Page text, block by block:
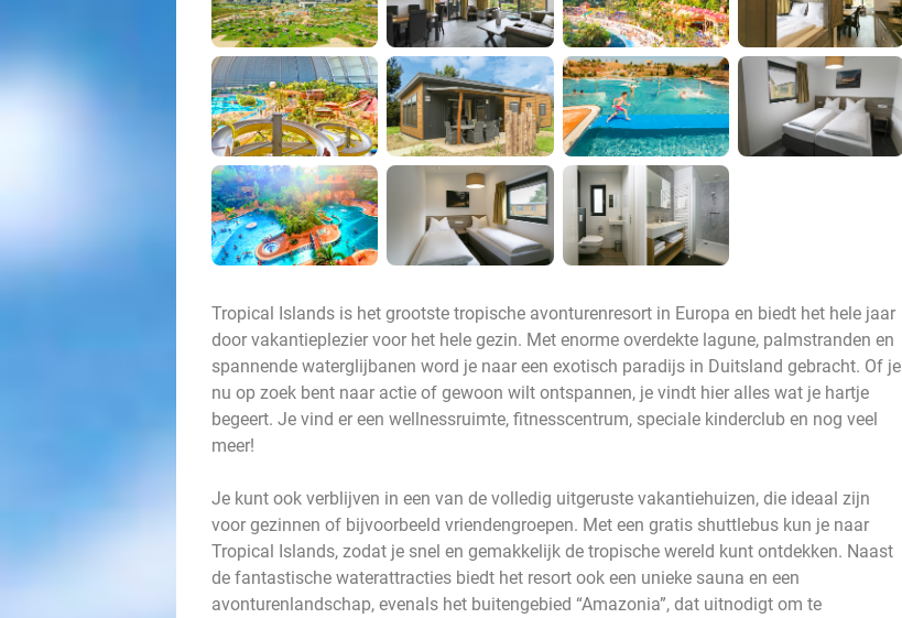
Tropical Islands is het grootste tropische avonturenresort in Europa en biedt het hele jaar
door vakantieplezier voor het hele gezin. Met enorme overdekte lagune, palmstranden en
spannende waterglijbanen word je naar een exotisch paradijs in Duitsland gebracht. Of je
nu op zoek bent naar actie of gewoon wilt ontspannen, je vindt hier alles wat je hartje
begeert. Je vind er een wellnessruimte, fitnesscentrum, speciale kinderclub en nog veel
meer!
Je kunt ook verblijven in een van de volledig uitgeruste vakantiehuizen, die ideaal zijn
voor gezinnen of bijvoorbeeld vriendengroepen. Met een gratis shuttlebus kun je naar
Tropical Islands, zodat je snel en gemakkelijk de tropische wereld kunt ontdekken. Naast
de fantastische waterattracties biedt het resort ook een unieke sauna en een
avonturenlandschap, evenals het buitengebied “Amazonia”, dat uitnodigt om te